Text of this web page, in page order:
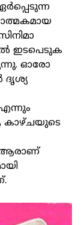
ഇടപെടുക
ഓരോ
ആരാണ്